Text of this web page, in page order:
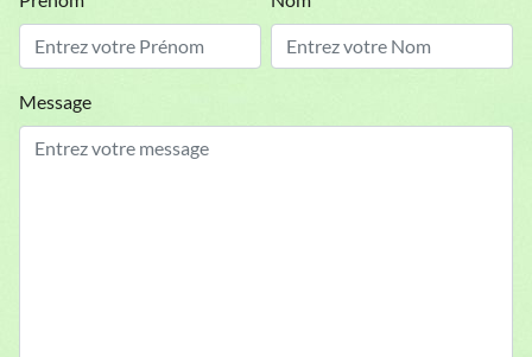
Message